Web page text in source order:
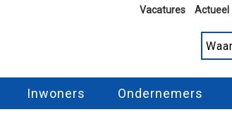
Vacatures Actueel
Inwoners Ondernemers